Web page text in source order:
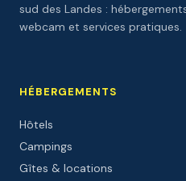
sud des Landes :
webcam et services pratiques.
HÉBERGEMENTS
Hôtels
Campings
Gîtes & locations